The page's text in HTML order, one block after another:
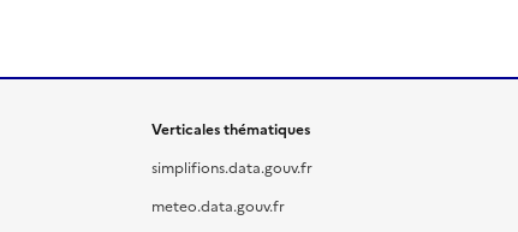
Verticales thématiques
simplifions.data.gouv.fr
meteo.data.gouv.fr